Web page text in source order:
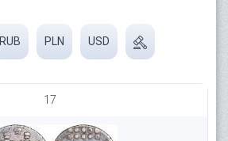
RUB PLN USD
17